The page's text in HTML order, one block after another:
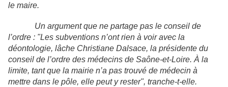
le maire.
Un argument que ne partage pas le conseil de
l’ordre : "Les subventions n’ont rien à voir avec la
déontologie, lâche Christiane Dalsace, la présidente du
conseil de l’ordre des médecins de Saône-et-Loire. À la
limite, tant que la mairie n’a pas trouvé de médecin à
mettre dans le pôle, elle peut y rester", tranche-t-elle.